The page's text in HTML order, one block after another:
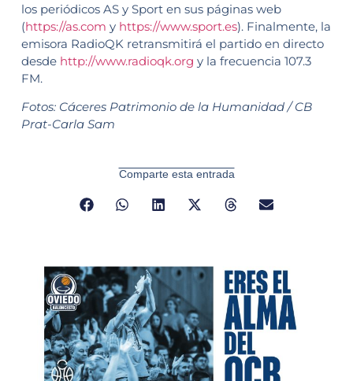
los periódicos AS y Sport en sus páginas web
(https://as.com y https://www.sport.es). Finalmente, la
emisora RadioQK retransmitirá el partido en directo
desde http://www.radioqk.org y la frecuencia 107.3
FM.
Fotos: Cáceres Patrimonio de la Humanidad / CB
Prat-Carla Sam
Comparte esta entrada